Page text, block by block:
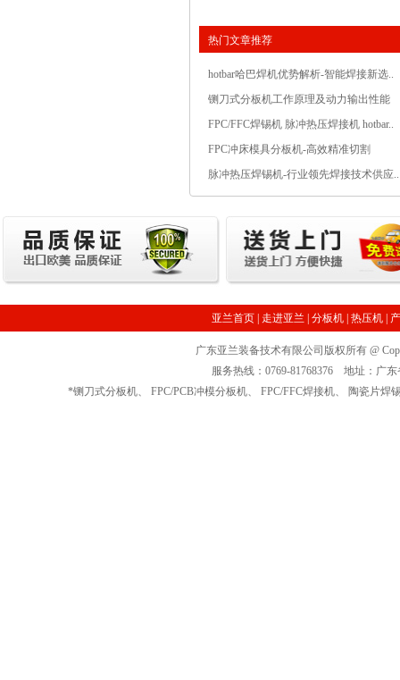
热门文章推荐
hotbar哈巴焊机优势解析-智能焊接新选..
铡刀式分板机工作原理及动力输出性能
FPC/FFC焊锡机 脉冲热压焊接机 hotbar..
FPC冲床模具分板机-高效精准切割
脉冲热压焊锡机-行业领先焊接技术供应..
亚兰首页 走进亚兰 分板机 热压机
广东亚兰装备技术有限公司版权所有 @
服务热线：0769-81768376 地址：广
*铡刀式分板机、 FPC/PCB冲模分板机、 FPC/FFC焊接机、 陶瓷片焊